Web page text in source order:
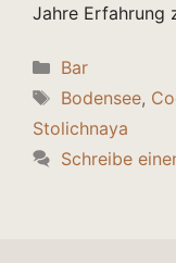
Jahre Erfahrung
Kategorien
Bar
Schlagwörter
Bodensee,
Stolichnaya
Schreibe